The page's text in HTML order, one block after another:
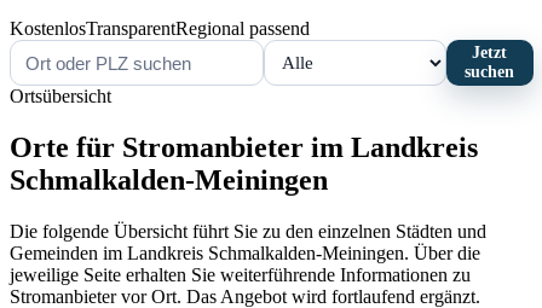
KostenlosTransparentRegional passend
Jetzt
suchen
Ortsübersicht
Orte für Stromanbieter im Landkreis
Schmalkalden-Meiningen
Die folgende Übersicht führt Sie zu den einzelnen Städten und
Gemeinden im Landkreis Schmalkalden-Meiningen. Über die
jeweilige Seite erhalten Sie weiterführende Informationen zu
Stromanbieter vor Ort. Das Angebot wird fortlaufend ergänzt.